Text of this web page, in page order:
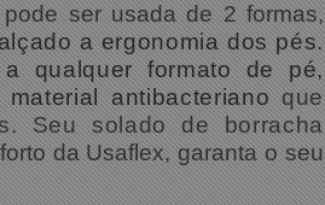
ser usada de 2 formas,
a ergonomia dos pés.
qualquer formato de pé,
antibacterianoque
Seu solado de borracha
da Usaflex, garanta o seu